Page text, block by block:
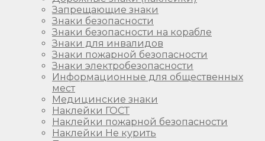
Запрещающие знаки
Знаки безопасности
Знаки безопасности на корабле
Знаки для инвалидов
Знаки пожарной безопасности
Знаки электробезопасности
Информационные для общественных
мест
Медицинские знаки
Наклейки ГОСТ
Наклейки пожарной безопасности
Наклейки Не курить